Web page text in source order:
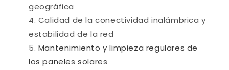
geográfica
Calidad de la conectividad inalámbrica y
estabilidad de la red
Mantenimiento y limpieza regulares de
los paneles solares